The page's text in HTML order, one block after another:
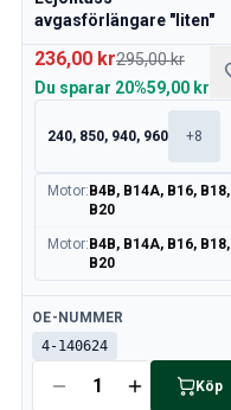
avgasförlängare "liten"
236,00 kr295,00 kr
Du sparar 20%59,00 kr
240, 850, 940, 960 +8
Motor: B4B, B14A, B16, B18,
B20
Motor: B4B, B14A, B16, B18,
B20
Tillgänglig
OE-NUMMER
4-140624
Köp